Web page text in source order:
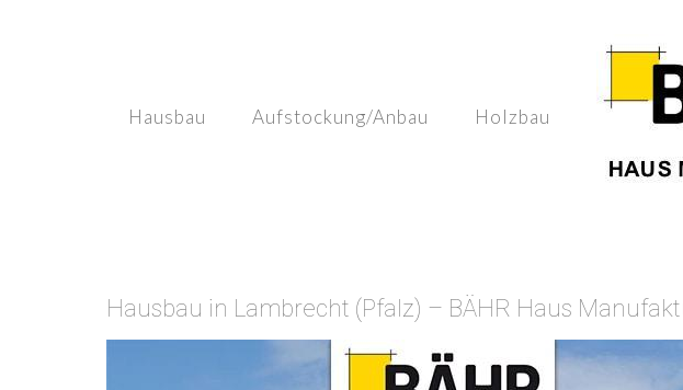
Hausbau
Aufstockung/Anbau Holzbau
Hausbau in Lambrecht (Pfalz) – BÄHR Haus